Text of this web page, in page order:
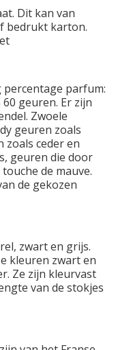
Dit kan van
bedrukt karton.
parfum:
geuren. Er zijn
Zwoele
geuren zoals
zoals ceder en
geuren die door
de mauve.
de gekozen
zwart en grijs.
kleuren zwart en
Ze zijn kleurvast
van de stokjes